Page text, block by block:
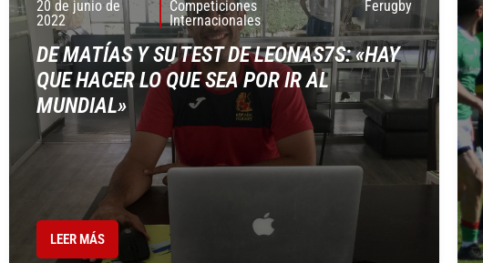
20 de junio de
2022
Competiciones
Internacionales
Ferugby
DE MATÍAS Y SU TEST DE LEONAS7S: «HAY
QUE HACER LO QUE SEA POR IR AL
MUNDIAL»
LEER MÁS